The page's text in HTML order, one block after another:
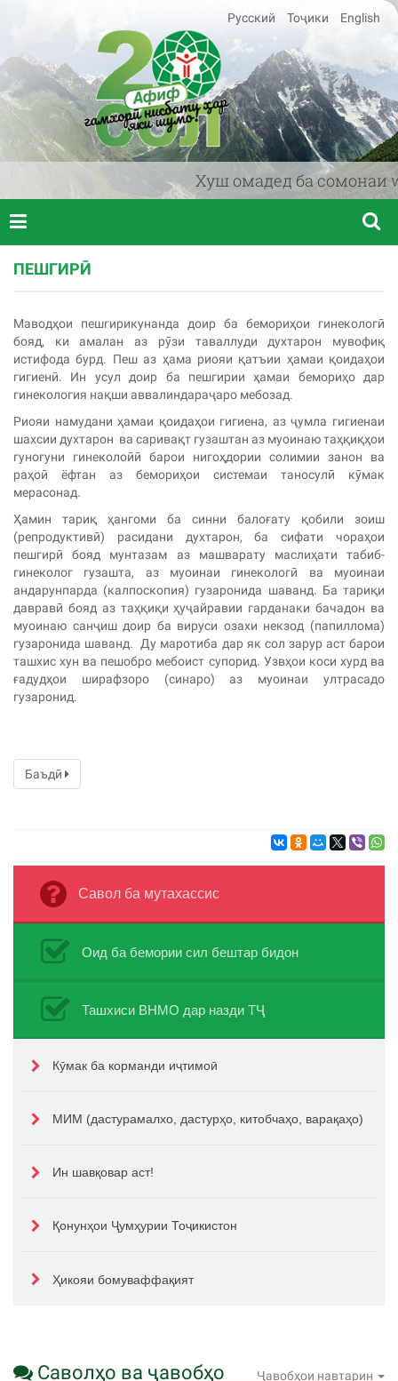
Хуш омадед ба сомонаи
Русский Тоҷики English
ПЕШГИРӢ
Маводҳои пешгирикунанда доир ба бемориҳои гинекологӣ
бояд, ки амалан аз рӯзи таваллуди духтарон мувофиқ
истифода бурд. Пеш аз ҳама риояи қатъии ҳамаи қоидаҳои
гигиенӣ. Ин усул доир ба пешгирии ҳамаи бемориҳо дар
гинекология нақши аввалиндараҷаро мебозад.
Риояи намудани ҳамаи қоидаҳои гигиена, аз ҷумла гигиенаи
шахсии духтарон ва саривақт гузаштан аз муоинаю таҳқиқҳои
гуногуни гинеколоӣӣ барои нигоҳдории солимии занон ва
раҳоӣ ёфтан аз бемориҳои системаи таносулӣ кӯмак
мерасонад.
Ҳамин тариқ ҳангоми ба синни балоғату қобили зоиш
(репродуктивӣ) расидани духтарон, ба сифати чораҳои
пешгирӣ бояд мунтазам аз машварату маслиҳати табиб-
гинеколог гузашта, аз муоинаи гинекологӣ ва муоинаи
андарунпарда (калпоскопия) гузаронида шаванд. Ба тариқи
давравӣ бояд аз таҳқиқи ҳуҷайравии гарданаки бачадон ва
муоинаю санҷиш доир ба вируси озахи некзод (папиллома)
гузаронида шаванд. Ду маротиба дар як сол зарур аст барои
ташхис хун ва пешобро мебоист супорид. Узвҳои коси хурд ва
ғадудҳои ширафзоро (синаро) аз муоинаи ултрасадо
гузаронид.
Баъдӣ
Савол ба мутахассис
Оид ба бемории сил бештар бидон
Ташхиси ВНМО дар назди ТҶ
Кӯмак ба корманди иҷтимоӣ
МИМ (дастурамалхо, дастурҳо, китобчаҳо, варақаҳо)
Ин шавқовар аст!
Қонунҳои Ҷумҳурии Тоҷикистон
Ҳикояи бомуваффақият
Саволҳо ва ҷавобҳо Ҷавобҳои навтарин